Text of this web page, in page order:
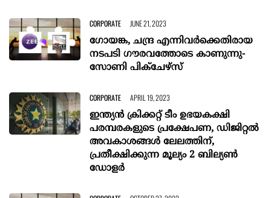
CORPORATE JUNE 21, 2023
ഗോയങ്ക, ചന്ദ്ര എന്നിവര്‍ക്കെതിരായ
നടപടി ഗൗരവത്തോടെ കാണുന്നു-
സോണി പിക്‌ചേഴ്‌സ്
CORPORATE APRIL 19, 2023
ഇന്ത്യന്‍ ക്രിക്കറ്റ് ടീം ഉഭയകക്ഷി
പരമ്പരകളുടെ പ്രക്ഷേപണ, ഡിജിറ്റല്‍
അവകാശങ്ങള്‍ ലേലത്തിന്,
പ്രതീക്ഷിക്കുന്ന മൂല്യം 2 ബില്യണ്‍
ഡോളര്‍